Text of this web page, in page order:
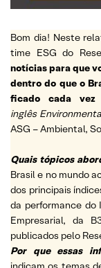
Bom dia! Neste
time ESG do
notícias para que
dentro do que o
ficado cada vez
inglês
ASG – Ambiental,
Quais tópicos
Brasil e no mundo
dos principais
da performance do
Empresarial, da
publicados pelo
Por que essas